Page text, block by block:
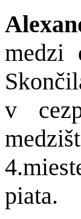
medzi
v
piata.